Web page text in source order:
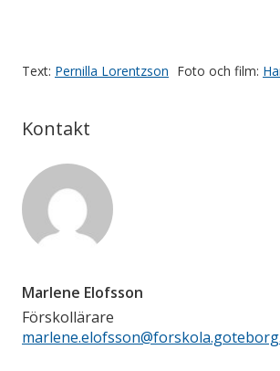
Text: Pernilla Lorentzson Foto och film:
Kontakt
Marlene Elofsson
Förskollärare